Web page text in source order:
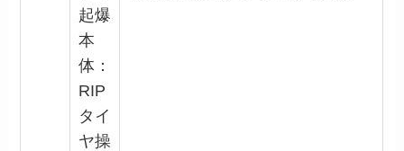
起爆
本
体：
RIP
タイ
ヤ操